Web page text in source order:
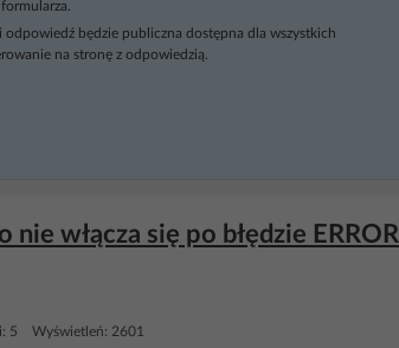
będzie publiczna dostępna dla wszystkich
na stronę z odpowiedzią.
włącza się po błędzie ERROR
5 Wyświetleń: 2601